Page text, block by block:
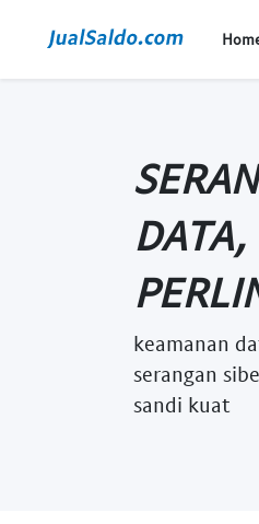
DATA,
keamanan
serangan
sandi kuat